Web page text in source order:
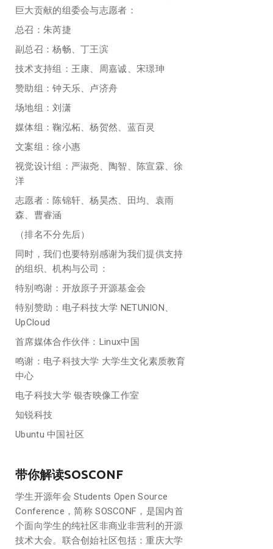
巨大贡献的组委会与志愿者：
总召：朱芮捷
副总召：杨畅、丁王滨
技术支持组：王康、周嘉诚、宋璟珅
赞助组：钟天乐、卢济舟
场地组：刘潇
媒体组：鞠泓柘、杨贺然、蓝百灵
文案组：徐小惠
视觉设计组：严淑尧、陶智、陈宣霖、徐
洋
志愿者：陈锦轩、杨昊杰、田均、袁雨
森、曹睿涵
（排名不分先后）
同时，我们也要特别感谢为我们提供支持
的组织、机构与公司：
特别鸣谢：开放原子开源基金会
特别赞助：电子科技大学 NETUNION、
UpCloud
首席媒体合作伙伴：Linux中国
鸣谢：电子科技大学 大学生文化素质教育
中心
电子科技大学 银杏映像工作室
知锐科技
Ubuntu 中国社区
带你解读SOSCONF
学生开源年会 Students Open Source
Conference，简称 SOSCONF，是国内首
个面向学生的纯社区非商业非营利的开源
技术大会。联合创始社区包括：重庆大学